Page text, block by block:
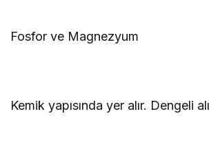
Fosfor ve Magnezyum
Kemik yapısında yer alır. Dengeli